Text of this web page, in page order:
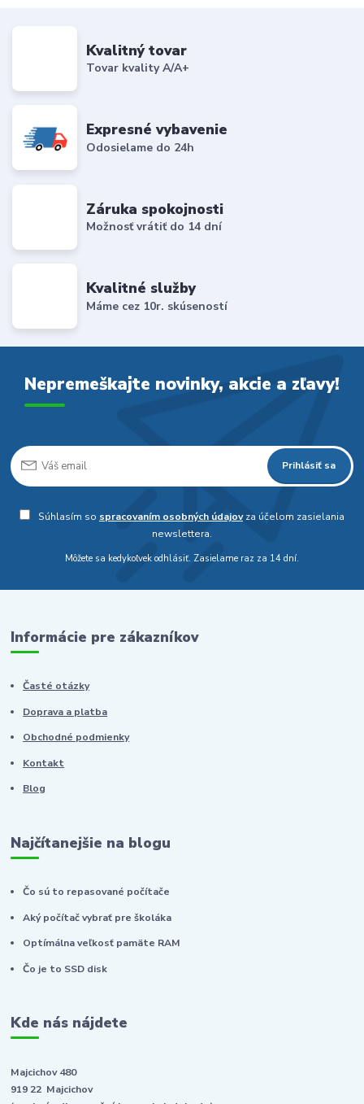
Kvalitný tovar
Tovar kvality A/A+
Expresné vybavenie
Odosielame do 24h
Záruka spokojnosti
Možnosť vrátiť do 14 dní
Kvalitné služby
Máme cez 10r. skúseností
Nepremeškajte novinky, akcie a zľavy!
Prihlásiť sa
Súhlasím so spracovaním osobných údajovza účelom zasielania
newslettera.
Môžete sa kedykoľvek odhlásiť. Zasielame raz za 14 dní.
Informácie pre zákazníkov
Časté otázky
Doprava a platba
Obchodné podmienky
Kontakt
Blog
Najčítanejšie na blogu
Čo sú to repasované počítače
Aký počítač vybrať pre školáka
Optímálna veľkosť pamäte RAM
Čo je to SSD disk
Kde nás nájdete
Majcichov 480
919 22 Majcichov